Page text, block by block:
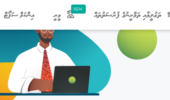
ތަޢުލީމާއި ތަމްރީނުގެ ފުރުޞަތުތައް މީރީ އިންކަމް ސަޕޯޓް